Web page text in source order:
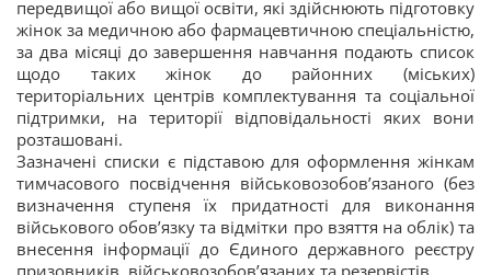
передвищої або вищої освіти, які здійснюють підготовку
жінок за медичною або фармацевтичною спеціальністю,
за два місяці до завершення навчання подають список
щодо таких жінок до районних (міських)
територіальних центрів комплектування та соціальної
підтримки, на території відповідальності яких вони
розташовані.
Зазначені списки є підставою для оформлення жінкам
тимчасового посвідчення військовозобов’язаного (без
визначення ступеня їх придатності для виконання
військового обов’язку та відмітки про взяття на облік) та
внесення інформації до Єдиного державного реєстру
призовників, військовозобов’язаних та резервістів.